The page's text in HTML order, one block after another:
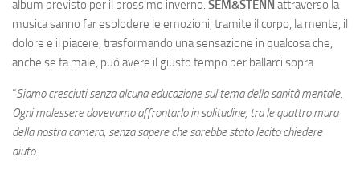
album previsto per il prossimo inverno. SEM&STÈNN attraverso la
musica sanno far esplodere le emozioni, tramite il corpo, la mente, il
dolore e il piacere, trasformando una sensazione in qualcosa che,
anche se fa male, può avere il giusto tempo per ballarci sopra.
“Siamo cresciuti senza alcuna educazione sul tema della sanità mentale.
Ogni malessere dovevamo affrontarlo in solitudine, tra le quattro mura
della nostra camera, senza sapere che sarebbe stato lecito chiedere
aiuto.